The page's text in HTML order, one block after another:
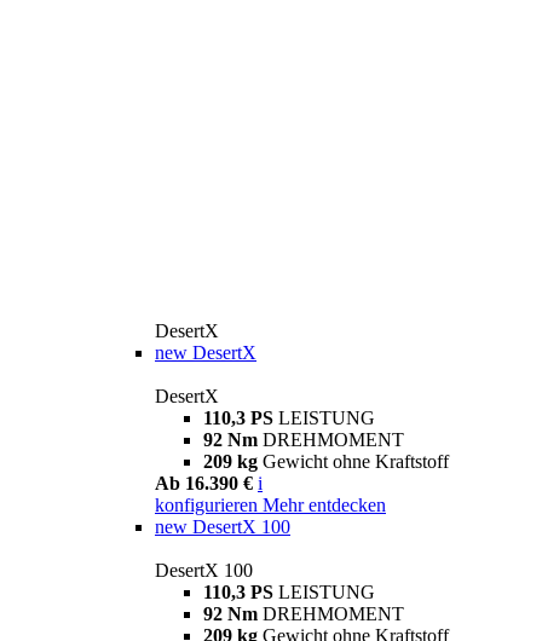
DesertX
new DesertX
DesertX
110,3 PS LEISTUNG
92 Nm DREHMOMENT
209 kg Gewicht ohne Kraftstoff
Ab 16.390 € i
konfigurieren Mehr entdecken
new DesertX 100
DesertX 100
110,3 PS LEISTUNG
92 Nm DREHMOMENT
209 kg Gewicht ohne Kraftstoff